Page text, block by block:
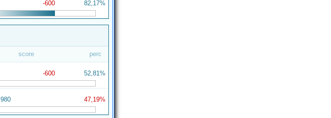
-600 82,17%
score perc
-600 52,81%
980 47,19%